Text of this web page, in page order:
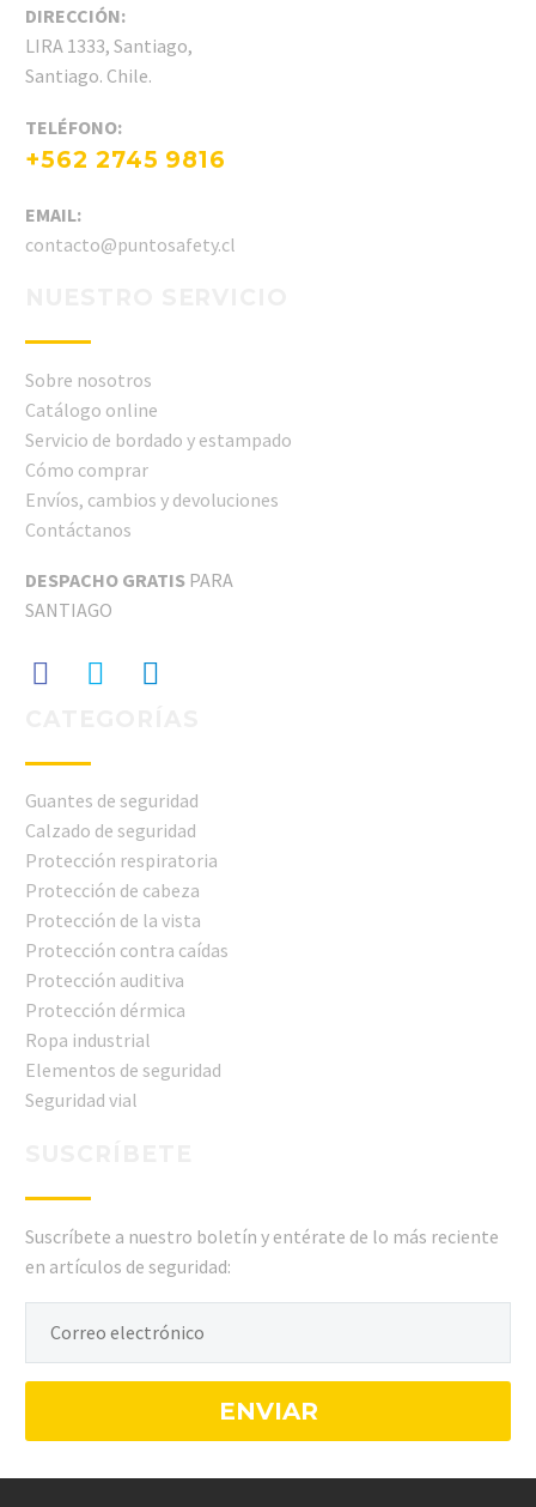
DIRECCIÓN:
LIRA 1333, Santiago,
Santiago. Chile.
TELÉFONO:
+562 2745 9816
EMAIL:
contacto@puntosafety.cl
Sobre nosotros
Catálogo online
Servicio de bordado y estampado
Cómo comprar
Envíos, cambios y devoluciones
Contáctanos
DESPACHO GRATIS PARA
SANTIAGO
Guantes de seguridad
Calzado de seguridad
Protección respiratoria
Protección de cabeza
Protección de la vista
Protección contra caídas
Protección auditiva
Protección dérmica
Ropa industrial
Elementos de seguridad
Seguridad vial
Suscríbete a nuestro boletín y entérate de lo más reciente
en artículos de seguridad: